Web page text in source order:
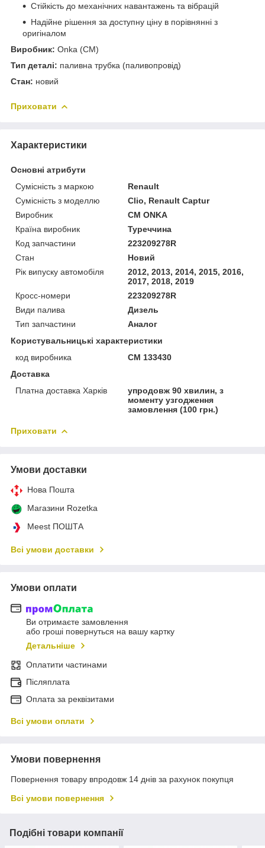
Стійкість до механічних навантажень та вібрацій
Надійне рішення за доступну ціну в порівнянні з
оригіналом
Виробник: Onka (CM)
Тип деталі: паливна трубка (паливопровід)
Стан: новий
Приховати
Характеристики
Основні атрибути
Сумісність з маркою
Renault
Сумісність з моделлю
Clio, Renault Captur
Виробник
CM ONKA
Країна виробник
Туреччина
Код запчастини
223209278R
Стан
Новий
Рік випуску автомобіля
2012, 2013, 2014, 2015, 2016,
2017, 2018, 2019
Кросс-номери
223209278R
Види палива
Дизель
Тип запчастини
Аналог
Користувальницькі характеристики
код виробника
CM 133430
Доставка
Платна доставка Харків
упродовж 90 хвилин, з
моменту узгодження
замовлення (100 грн.)
Приховати
Умови доставки
Нова Пошта
Магазини Rozetka
Meest ПОШТА
Всі умови доставки
Умови оплати
Ви отримаєте замовлення
або гроші повернуться на вашу картку
Детальніше
Оплатити частинами
Післяплата
Оплата за реквізитами
Всі умови оплати
Умови повернення
Повернення товару впродовж 14 днів за рахунок покупця
Всі умови повернення
Подібні товари компанії